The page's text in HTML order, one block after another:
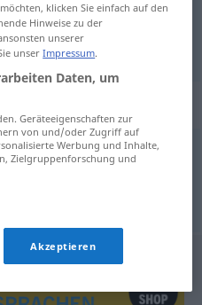
klicken Sie einfach auf den
Hinweise zu der
unserer
unserImpressum.
Daten, um
Geräteeigenschaften zur
von und/oder Zugriff auf
Werbung und Inhalte,
Zielgruppenforschung und
Akzeptieren